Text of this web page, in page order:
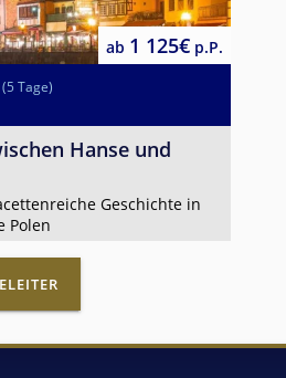
(5 Tage)
ab 1 125€ p.P.
Hanse und
Geschichte in
Polen